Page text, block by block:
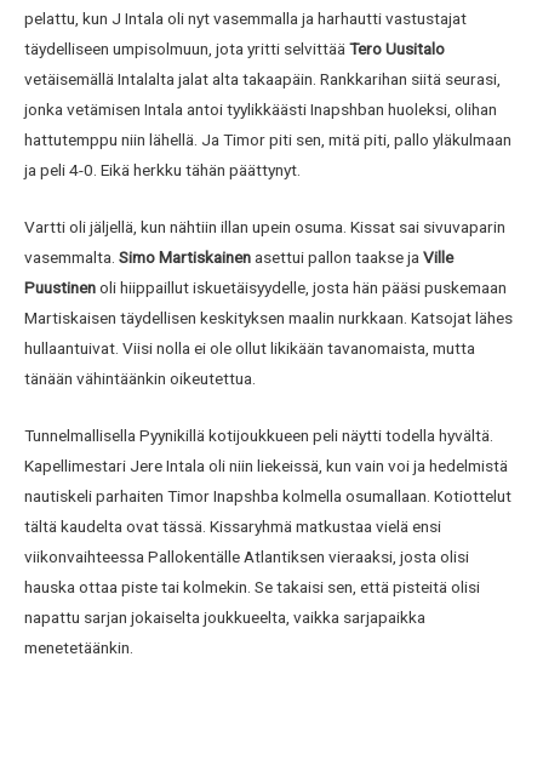
pelattu, kun J Intala oli nyt vasemmalla ja harhautti vastustajat
täydelliseen umpisolmuun, jota yritti selvittää Tero Uusitalo
vetäisemällä Intalalta jalat alta takaapäin. Rankkarihan siitä seurasi,
jonka vetämisen Intala antoi tyylikkäästi Inapshban huoleksi, olihan
hattutemppu niin lähellä. Ja Timor piti sen, mitä piti, pallo yläkulmaan
ja peli 4-0. Eikä herkku tähän päättynyt.
Vartti oli jäljellä, kun nähtiin illan upein osuma. Kissat sai sivuvaparin
vasemmalta. Simo Martiskainenasettui pallon taakse ja Ville
Puustinenoli hiippaillut iskuetäisyydelle, josta hän pääsi puskemaan
Martiskaisen täydellisen keskityksen maalin nurkkaan. Katsojat lähes
hullaantuivat. Viisi nolla ei ole ollut likikään tavanomaista, mutta
tänään vähintäänkin oikeutettua.
Tunnelmallisella Pyynikillä kotijoukkueen peli näytti todella hyvältä.
Kapellimestari Jere Intala oli niin liekeissä, kun vain voi ja hedelmistä
nautiskeli parhaiten Timor Inapshba kolmella osumallaan. Kotiottelut
tältä kaudelta ovat tässä. Kissaryhmä matkustaa vielä ensi
viikonvaihteessa Pallokentälle Atlantiksen vieraaksi, josta olisi
hauska ottaa piste tai kolmekin. Se takaisi sen, että pisteitä olisi
napattu sarjan jokaiselta joukkueelta, vaikka sarjapaikka
menetetäänkin.